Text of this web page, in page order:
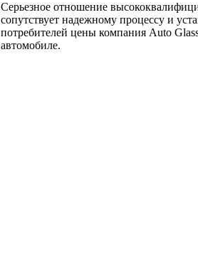
Серьезное отношение
сопутствует надежному процессу и
потребителей цены компания Auto
автомобиле.